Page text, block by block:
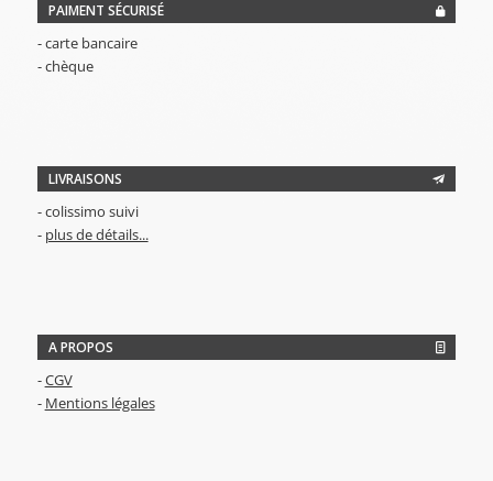
PAIMENT SÉCURISÉ
- carte bancaire
- chèque
LIVRAISONS
- colissimo suivi
- plus de détails...
A PROPOS
-CGV
- Mentions légales